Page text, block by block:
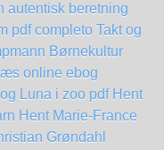
autentisk beretning
pdf completo Takt og
Børnekultur
online ebog
Luna i zoo pdf Hent
Hent Marie-France
Grøndahl